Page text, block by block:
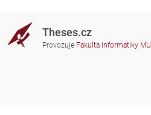
Theses.cz
Provozuje Fakulta informatiky MU